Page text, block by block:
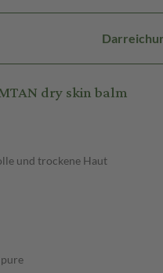
dry skin balm
und trockene Haut